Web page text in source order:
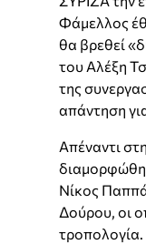
Φάμελλος
θα βρεθεί
του Αλέξη
της
απάντηση
Απέναντι
Νίκος
Δούρου, οι